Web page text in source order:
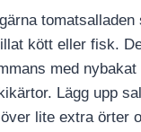
kött eller fisk.
med
Lägg upp
lite extra örter